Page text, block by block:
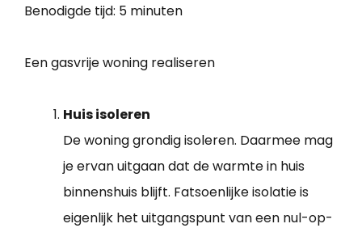
Benodigde tijd: 5 minuten
Een gasvrije woning realiseren
Huis isoleren
De woning grondig isoleren. Daarmee mag
je ervan uitgaan dat de warmte in huis
binnenshuis blijft. Fatsoenlijke isolatie is
eigenlijk het uitgangspunt van een nul-op-